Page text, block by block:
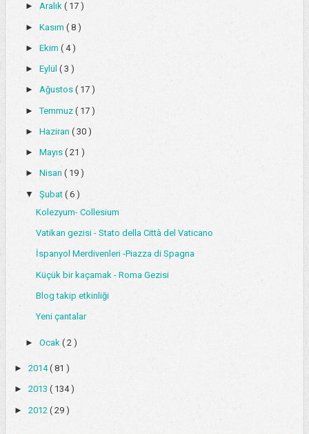
► Aralık ( 17 )
► Kasım ( 8 )
► Ekim ( 4 )
► Eylül ( 3 )
► Ağustos ( 17 )
►Temmuz ( 17 )
► Haziran ( 30 )
► Mayıs ( 21 )
► Nisan ( 19 )
▼ Şubat ( 6 )
Kolezyum- Collesium
Vatikan gezisi - Stato della Città del Vaticano
İspanyol Merdivenleri -Piazza di Spagna
Küçük bir kaçamak - Roma Gezisi
Blog takip etkinliği
Yeni çantalar
► Ocak ( 2 )
► 2014( 81 )
► 2013 ( 134 )
► 2012 ( 29 )